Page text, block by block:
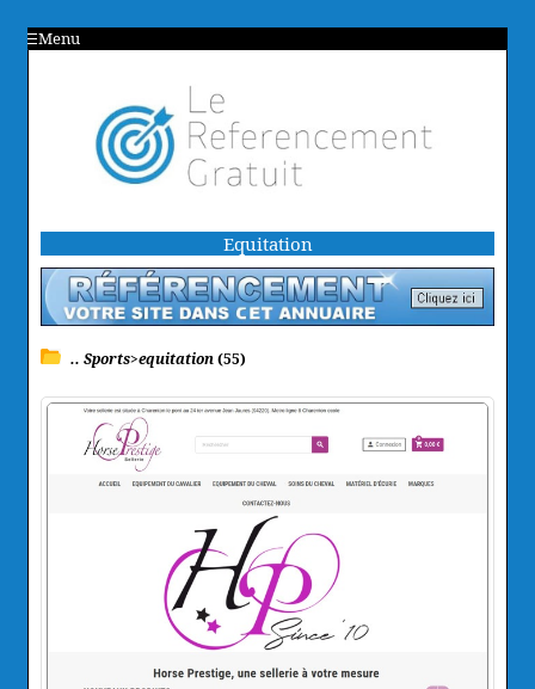
Menu
Equitation
.. Sports>equitation(55)